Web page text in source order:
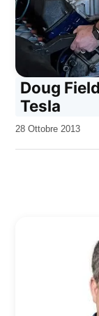
Doug
Tesla
da
28 Ottobre 2013